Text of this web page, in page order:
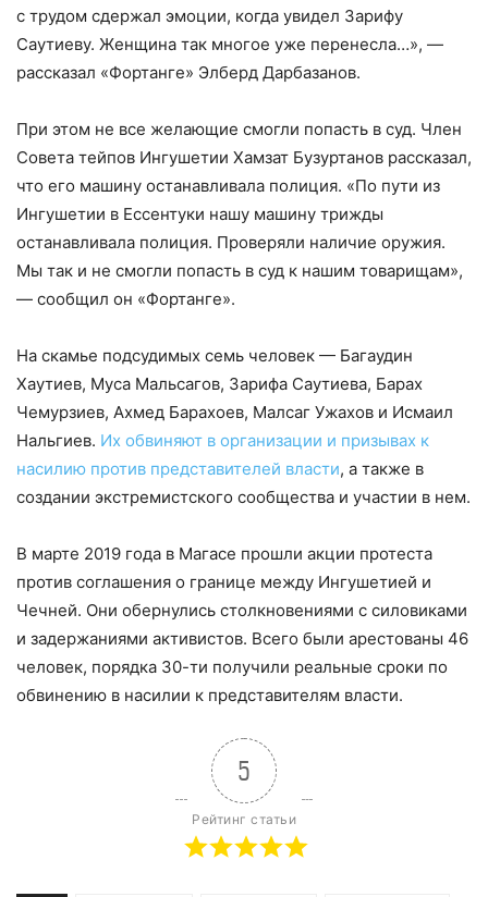
с трудом сдержал эмоции, когда увидел Зарифу
Саутиеву. Женщина так многое уже перенесла…», —
рассказал «Фортанге» Элберд Дарбазанов.
При этом не все желающие смогли попасть в суд. Член
Совета тейпов Ингушетии Хамзат Бузуртанов рассказал,
что его машину останавливала полиция. «По пути из
Ингушетии в Ессентуки нашу машину трижды
останавливала полиция. Проверяли наличие оружия.
Мы так и не смогли попасть в суд к нашим товарищам»,
— сообщил он «Фортанге».
На скамье подсудимых семь человек — Багаудин
Хаутиев, Муса Мальсагов, Зарифа Саутиева, Барах
Чемурзиев, Ахмед Барахоев, Малсаг Ужахов и Исмаил
Нальгиев. Их обвиняют в организации и призывах к
насилию против представителей власти, а также в
создании экстремистского сообщества и участии в нем.
В марте 2019 года в Магасе прошли акции протеста
против соглашения о границе между Ингушетией и
Чечней. Они обернулись столкновениями с силовиками
и задержаниями активистов. Всего были арестованы 46
человек, порядка 30-ти получили реальные сроки по
обвинению в насилии к представителям власти.
5
Рейтинг статьи